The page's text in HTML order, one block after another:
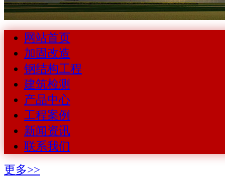
网站首页
加固改造
钢结构工程
建筑检测
产品中心
工程案例
新闻资讯
联系我们
更多>>